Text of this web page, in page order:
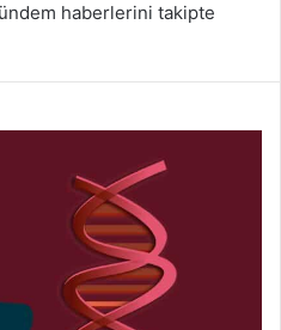
haberlerini takipte